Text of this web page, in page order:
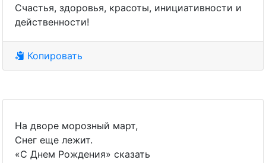
Счастья, здоровья, красоты, инициативности и
действенности!
Копировать
На дворе морозный март,
Снег еще лежит.
«С Днем Рождения» сказать